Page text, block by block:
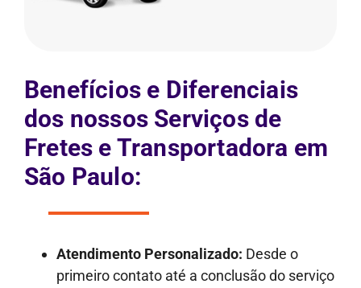
Benefícios e Diferenciais
dos nossos Serviços de
Fretes e Transportadora em
São Paulo:
Atendimento Personalizado: Desde o
primeiro contato até a conclusão do serviço